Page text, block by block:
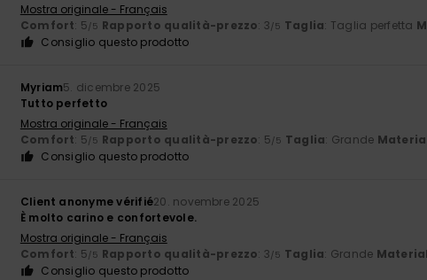
Mostra originale - Français
Comfort: 5/5 Rapporto qualità-prezzo: 3/5 Taglia: Taglia perfetta
Consiglio questo prodotto
Myriam5. dicembre 2025
Tutto perfetto
Mostra originale - Français
Comfort: 5/5 Rapporto qualità-prezzo: 5/5 Taglia: Grande
Consiglio questo prodotto
Client anonyme vérifié20. novembre 2025
È molto carino e confortevole.
Mostra originale - Français
Comfort: 5/5 Rapporto qualità-prezzo: 3/5 Taglia: Grande
Consiglio questo prodotto